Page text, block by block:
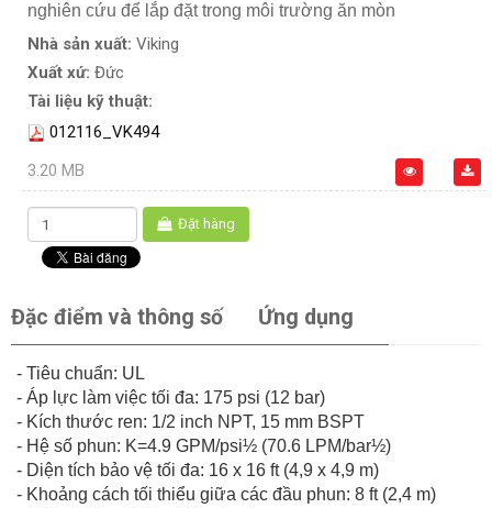
nghiên cứu để lắp đặt trong môi trường ăn mòn
Nhà sản xuất: Viking
Xuất xứ: Đức
Tài liệu kỹ thuật:
012116_VK494
3.20 MB
Đặt hàng
Đặc điểm và thông số Ứng dụng
- Tiêu chuẩn: UL
- Áp lực làm việc tối đa: 175 psi (12 bar)
- Kích thước ren: 1/2 inch NPT, 15 mm BSPT
- Hệ số phun: K=4.9 GPM/psi½ (70.6 LPM/bar½)
- Diện tích bảo vệ tối đa: 16 x 16 ft (4,9 x 4,9 m)
- Khoảng cách tối thiểu giữa các đầu phun: 8 ft (2,4 m)